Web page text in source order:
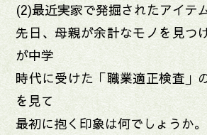
(2)最近実家で発掘されたアイテ
先日、母親が余計なモノを見つ
が中学
時代に受けた「職業適正検査」
を見て
最初に抱く印象は何でしょうか。